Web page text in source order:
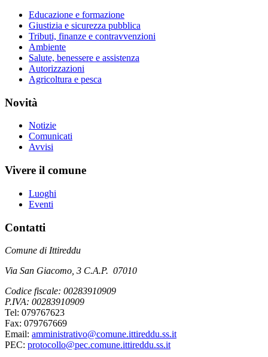
Educazione e formazione
Giustizia e sicurezza pubblica
Tributi, finanze e contravvenzioni
Ambiente
Salute, benessere e assistenza
Autorizzazioni
Agricoltura e pesca
Novità
Notizie
Comunicati
Avvisi
Vivere il comune
Luoghi
Eventi
Contatti
Comune di Ittireddu
Via San Giacomo, 3 C.A.P. 07010
Codice fiscale: 00283910909
P.IVA: 00283910909
Tel: 079767623
Fax: 079767669
Email: amministrativo@comune.ittireddu.ss.it
PEC: protocollo@pec.comune.ittireddu.ss.it